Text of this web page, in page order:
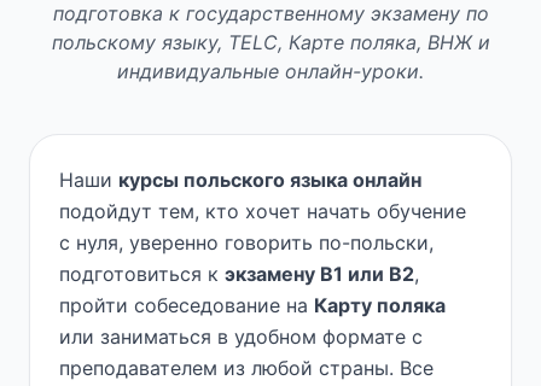
подготовка к государственному экзамену по
польскому языку, TELC, Карте поляка, ВНЖ и
индивидуальные онлайн-уроки.
Наши курсы польского языка онлайн
подойдут тем, кто хочет начать обучение
с нуля, уверенно говорить по-польски,
подготовиться к экзамену B1 или B2,
пройти собеседование на Карту поляка
или заниматься в удобном формате с
преподавателем из любой страны. Все